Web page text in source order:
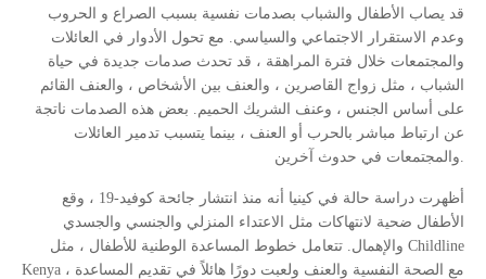
قد يصاب الأطفال والشباب بصدمات نفسية بسبب الصراع و الحروب
وعدم الاستقرار الاجتماعي والسياسي. مع تحول الأدوار في العائلات
والمجتمعات خلال فترة المراهقة ، قد تحدث صدمات جديدة في حياة
الشباب ، مثل زواج القاصرين ، والعنف بين الأشخاص ، والعنف القائم
على أساس الجنس ، وعنف الشريك الحميم. بعض هذه الصدمات ناتجة
عن ارتباط مباشر بالحرب أو العنف ، بينما يتسبب تدمير العائلات
أظهرت دراسة حالة في كينيا أنه منذ انتشار جائحة كوفيد-19 ، وقع
الأطفال ضحية لانتهاكات مثل الاعتداء المنزلي والجنسي والجسدي
والإهمال. تتعامل خطوط المساعدة الوطنية للأطفال ، مثل Childline
Kenya ، مع الصحة النفسية والعنف ولعبت دورًا هائلاً في تقديم المساعدة